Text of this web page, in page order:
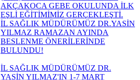
AKÇAKOCA GEBE OKULUNDA İLK
EŞLİ EĞİTİMİMİZ GERÇEKLEŞTİ.
İL SAĞLIK MÜDÜRÜMÜZ DR.YASİN
YILMAZ RAMAZAN AYINDA
BESLENME ÖNERİLERİNDE
BULUNDU!
İL SAĞLIK MÜDÜRÜMÜZ DR.
YASİN YILMAZ'IN 1-7 MART